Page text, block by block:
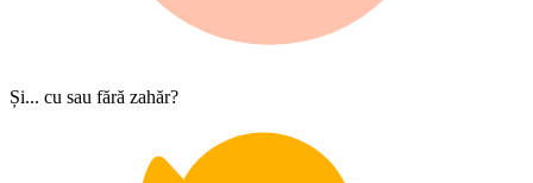
Și... cu sau fără zahăr?